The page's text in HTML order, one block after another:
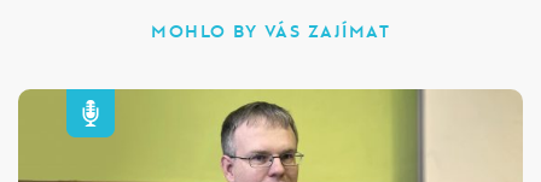
MOHLO BY VÁS ZAJÍMAT